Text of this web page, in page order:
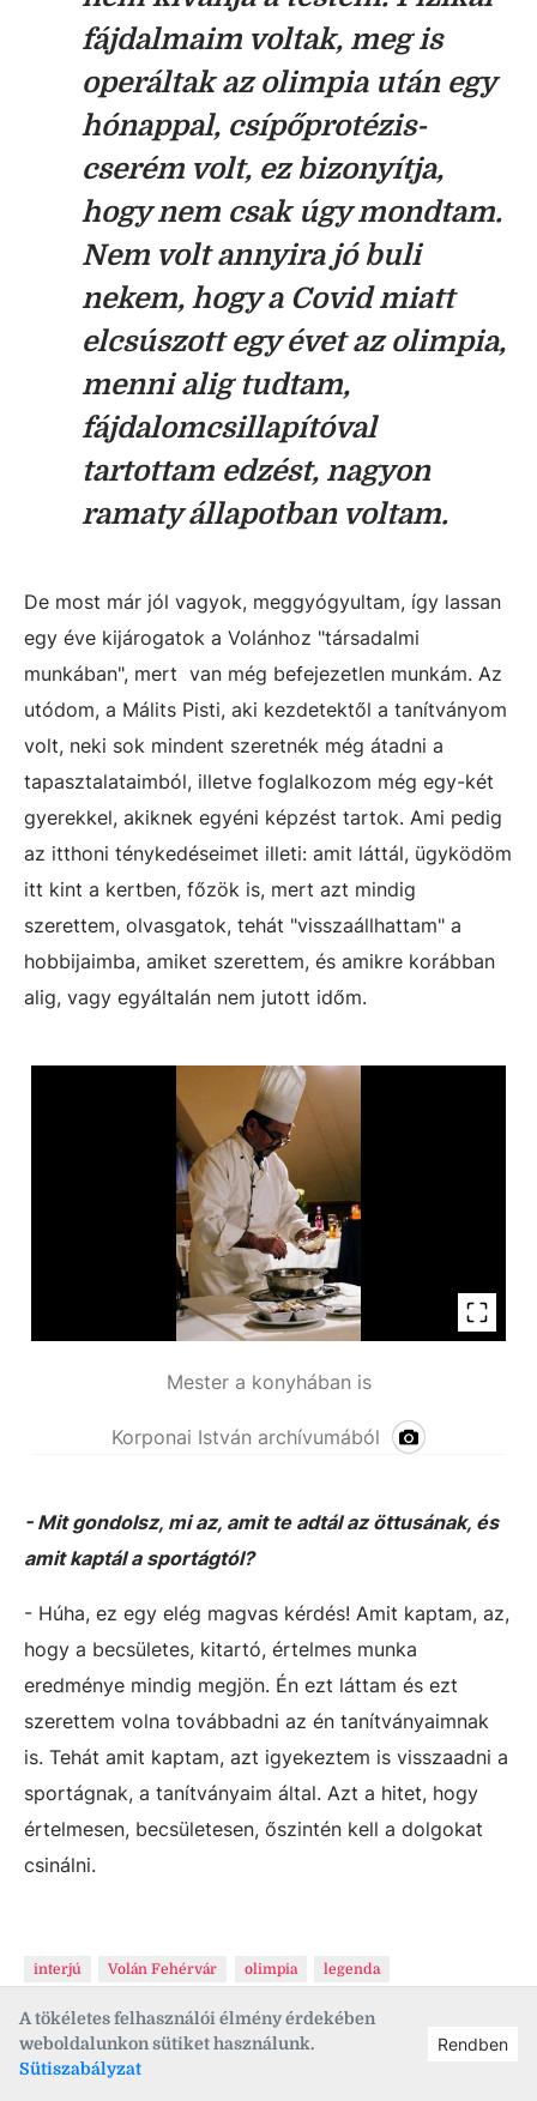
A tökéletes felhasználói élmény érdekében
weboldalunkon sütiket használunk.
Sütiszabályzat
Rendben
fájdalmaim voltak, meg is
operáltak az olimpia után egy
hónappal, csípőprotézis-
cserém volt, ez bizonyítja,
hogy nem csak úgy mondtam.
Nem volt annyira jó buli
nekem, hogy a Covid miatt
elcsúszott egy évet az olimpia,
menni alig tudtam,
fájdalomcsillapítóval
tartottam edzést, nagyon
ramaty állapotban voltam.
De most már jól vagyok, meggyógyultam, így lassan
egy éve kijárogatok a Volánhoz "társadalmi
munkában", mert van még befejezetlen munkám. Az
utódom, a Málits Pisti, aki kezdetektől a tanítványom
volt, neki sok mindent szeretnék még átadni a
tapasztalataimból, illetve foglalkozom még egy-két
gyerekkel, akiknek egyéni képzést tartok. Ami pedig
az itthoni ténykedéseimet illeti: amit láttál, ügyködöm
itt kint a kertben, főzök is, mert azt mindig
szerettem, olvasgatok, tehát "visszaállhattam" a
hobbijaimba, amiket szerettem, és amikre korábban
alig, vagy egyáltalán nem jutott időm.
Mester a konyhában is
Korponai István archívumából
- Mit gondolsz, mi az, amit te adtál az öttusának, és
amit kaptál a sportágtól?
- Húha, ez egy elég magvas kérdés! Amit kaptam, az,
hogy a becsületes, kitartó, értelmes munka
eredménye mindig megjön. Én ezt láttam és ezt
szerettem volna továbbadni az én tanítványaimnak
is. Tehát amit kaptam, azt igyekeztem is visszaadni a
sportágnak, a tanítványaim által. Azt a hitet, hogy
értelmesen, becsületesen, őszintén kell a dolgokat
csinálni.
interjú Volán Fehérvár olimpia legenda